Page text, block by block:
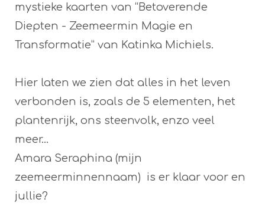
mystieke kaarten van “Betoverende
Diepten - Zeemeermin Magie en
Transformatie” van Katinka Michiels.
Hier laten we zien dat alles in het leven
verbonden is, zoals de 5 elementen, het
plantenrijk, ons steenvolk, enzo veel
meer…
Amara Seraphina (mijn
zeemeerminnennaam) is er klaar voor en
jullie?